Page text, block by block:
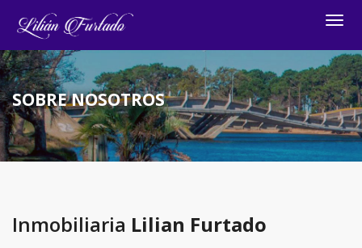
SOBRE NOSOTROS
Inmobiliaria Lilian Furtado